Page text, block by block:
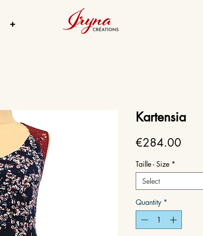
➕
Kartensia
€284.00
Taille - Size *
Select
Quantity *